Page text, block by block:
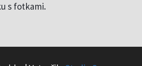
s fotkami.